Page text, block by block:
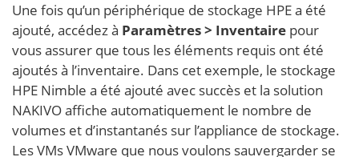
Une fois qu’un périphérique de stockage HPE a été
ajouté, accédez à Paramètres > Inventaire pour
vous assurer que tous les éléments requis ont été
ajoutés à l’inventaire. Dans cet exemple, le stockage
HPE Nimble a été ajouté avec succès et la solution
NAKIVO affiche automatiquement le nombre de
volumes et d’instantanés sur l’appliance de stockage.
Les VMs VMware que nous voulons sauvergarder se